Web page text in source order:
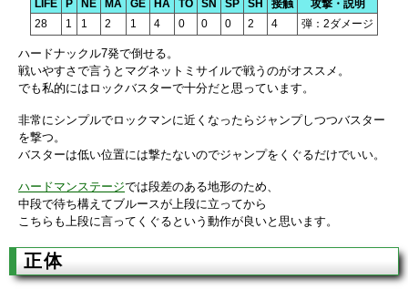
LIFE P NE MA GE HA TO SN SP SH 接触
攻撃・説明
28
1 1 2 1 4 0 0 0 2 4 弾：2ダメージ
ハードナックル7発で倒せる。
戦いやすさで言うとマグネットミサイルで戦うのがオススメ。
でも私的にはロックバスターで十分だと思っています。
非常にシンプルでロックマンに近くなったらジャンプしつつバスター
を撃つ。
バスターは低い位置には撃たないのでジャンプをくぐるだけでいい。
ハードマンステージでは段差のある地形のため、
中段で待ち構えてブルースが上段に立ってから
こちらも上段に言ってくぐるという動作が良いと思います。
正体